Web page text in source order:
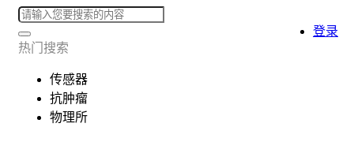
热门搜索
传感器
抗肿瘤
物理所
登录